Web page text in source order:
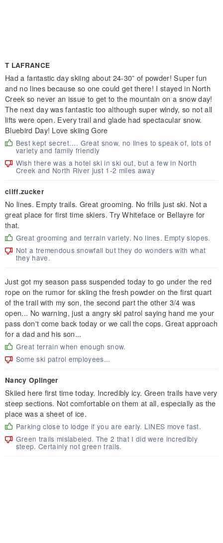
T LAFRANCE
Had a fantastic day skiing about 24-30” of powder! Super fun
and no lines because so one could get there! I stayed in North
Creek so never an issue to get to the mountain on a snow day!
The next day was fantastic too although super windy, so not all
lifts were open. Every trail and glade had spectacular snow.
Bluebird Day! Love skiing Gore
Best kept secret…. Great snow, no lines to speak of, lots of
variety and family friendly
Wish there was a hotel ski in ski out, but a few in North
Creek and North River just 1-2 miles away
cliff.zucker
No lines. Empty trails. Great grooming. No frills just ski. Not a
great place for first time skiers. Try Whiteface or Bellayre for
that.
Great grooming and terrain variety. No lines. Empty slopes.
Not a tremendous snowfall but they do wonders with what
they have.
Just got my season pass suspended today to go under the red
rope on the rumor for skiing the fresh powder on the first quart
of the trail with my son, the second part the other 3/4 was
open... No warning, just a angry ski patrol saying hand me your
pass don't come back today or we call the cops. Great approach
for a dad and his son...
Great terrain when enough snow.
Some ski patrol employees...
Nancy Oplinger
Skiied here first time today. Incredibly icy. Green trails have very
steep sections. Not comfortable on them at all, especially as the
place was a sheet of ice.
Parking close to lodge if you are early. LINES move fast.
Green trails mislabeled. The 2 that I did were incredibly
steep. Certainly not green trails.